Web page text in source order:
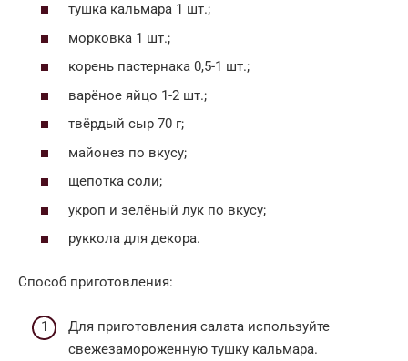
тушка кальмара 1 шт.;
морковка 1 шт.;
корень пастернака 0,5-1 шт.;
варёное яйцо 1-2 шт.;
твёрдый сыр 70 г;
майонез по вкусу;
щепотка соли;
укроп и зелёный лук по вкусу;
руккола для декора.
Способ приготовления:
Для приготовления салата используйте
свежезамороженную тушку кальмара.